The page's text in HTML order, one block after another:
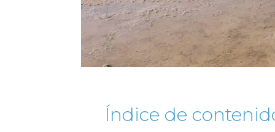
Índice de